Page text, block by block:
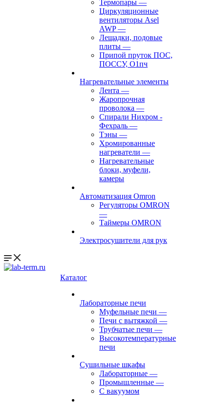
Термопары —
Циркуляционные
вентиляторы Asel
AWP—
Лещадки, подовые
плиты —
Припой пруток ПОС,
ПОССУ, О1пч
Нагревательные элементы
Лента —
Жаропрочная
проволока —
Спирали Нихром -
Фехраль —
Тэны —
Хромированные
нагреватели —
Нагревательные
блоки, муфели,
камеры
Автоматизация Omron
Регуляторы OMRON
—
Таймеры OMRON
Электросушители для рук
Каталог
Лабораторные печи
Муфельные печи —
Печи с вытяжкой —
Трубчатые печи —
Высокотемпературные
печи
Сушильные шкафы
Лабораторные —
Промышленные —
С вакуумом